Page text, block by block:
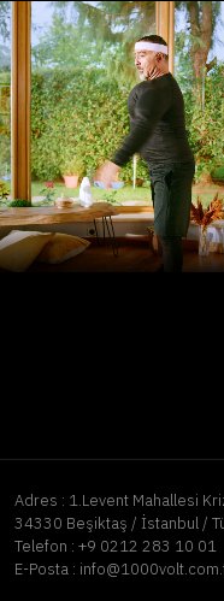
Adres : 1.Levent Mahallesi
34330 Beşiktaş / İstanbul /
Telefon : +9 0212 283 10 01
E-Posta :